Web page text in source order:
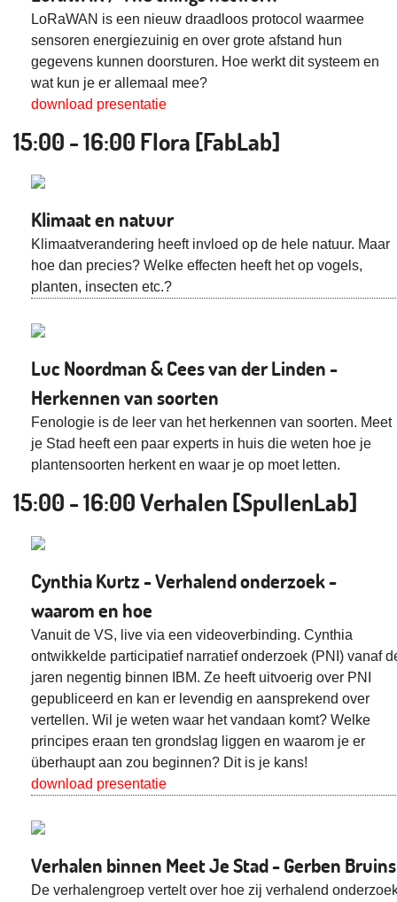
LoRaWAN is een nieuw draadloos protocol waarmee
sensoren energiezuinig en over grote afstand hun
gegevens kunnen doorsturen. Hoe werkt dit systeem en
wat kun je er allemaal mee?
download presentatie
15:00 - 16:00 Flora [FabLab]
Klimaat en natuur
Klimaatverandering heeft invloed op de hele natuur. Maar
hoe dan precies? Welke effecten heeft het op vogels,
planten, insecten etc.?
Luc Noordman & Cees van der Linden -
Herkennen van soorten
Fenologie is de leer van het herkennen van soorten. Meet
je Stad heeft een paar experts in huis die weten hoe je
plantensoorten herkent en waar je op moet letten.
15:00 - 16:00 Verhalen [SpullenLab]
Cynthia Kurtz - Verhalend onderzoek -
waarom en hoe
Vanuit de VS, live via een videoverbinding. Cynthia
ontwikkelde participatief narratief onderzoek (PNI) vanaf
jaren negentig binnen IBM. Ze heeft uitvoerig over PNI
gepubliceerd en kan er levendig en aansprekend over
vertellen. Wil je weten waar het vandaan komt? Welke
principes eraan ten grondslag liggen en waarom je er
überhaupt aan zou beginnen? Dit is je kans!
download presentatie
Verhalen binnen Meet Je Stad - Gerben Bruins
De verhalengroep vertelt over hoe zij verhalend